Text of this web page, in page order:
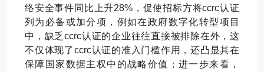
络安全事件同比上升28% ，促使招标方将ccrc认证
列为必备或加分项，例如在政府数字化转型项目
中，缺乏 ccrc认证的企业往往直接被排除在外，这
不仅体现了ccrc认证的准入门槛作用，还凸显其在
保障国家数据主权中的战略价值；进一步来看，